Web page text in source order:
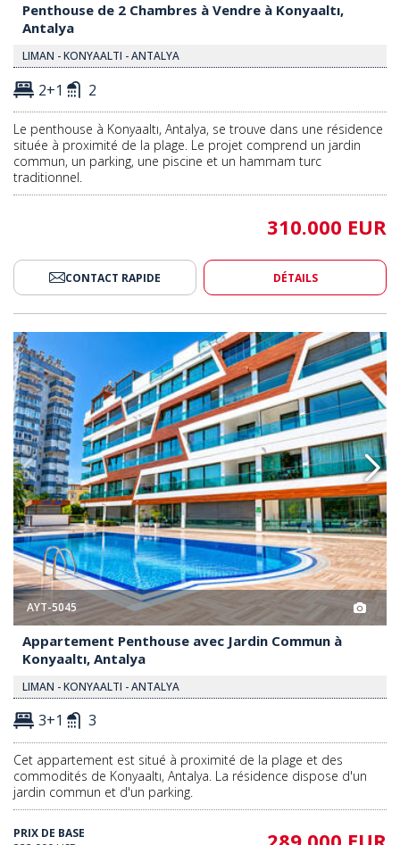
Penthouse de 2 Chambres à Vendre à Konyaaltı,
Antalya
LIMAN - KONYAALTI - ANTALYA
2+1 2
Le penthouse à Konyaaltı, Antalya, se trouve dans une résidence
située à proximité de la plage. Le projet comprend un jardin
commun, un parking, une piscine et un hammam turc
traditionnel.
310.000 EUR
CONTACT RAPIDE DÉTAILS
Jardin Commun À Konyaaltı, Antalya 2 Appartement Penthouse Avec
AYT-5045
Appartement Penthouse avec Jardin Commun à
Konyaaltı, Antalya
LIMAN - KONYAALTI - ANTALYA
3+1 3
Cet appartement est situé à proximité de la plage et des
commodités de Konyaaltı, Antalya. La résidence dispose d'un
jardin commun et d'un parking.
PRIX DE BASE